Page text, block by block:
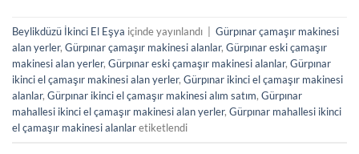
Beylikdüzü İkinci El Eşya içinde yayınlandı
Gürpınar çamaşır makinesi
alan yerler, Gürpınar çamaşır makinesi alanlar, Gürpınar eski çamaşır
makinesi alan yerler, Gürpınar eski çamaşır makinesi alanlar, Gürpınar
ikinci el çamaşır makinesi alan yerler, Gürpınar ikinci el çamaşır makinesi
alanlar, Gürpınar ikinci el çamaşır makinesi alım satım, Gürpınar
mahallesi ikinci el çamaşır makinesi alan yerler, Gürpınar mahallesi ikinci
el çamaşır makinesi alanlaretiketlendi